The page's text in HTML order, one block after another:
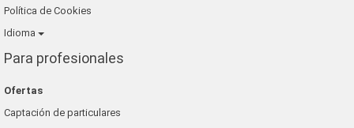
Política de Cookies
Idioma
Para profesionales
Ofertas
Captación de particulares